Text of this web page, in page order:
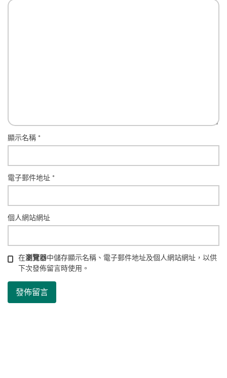
顯示名稱 *
電子郵件地址 *
個人網站網址
在瀏覽器中儲存顯示名稱、電子郵件地址及個人網站網址，以供
下次發佈留言時使用。